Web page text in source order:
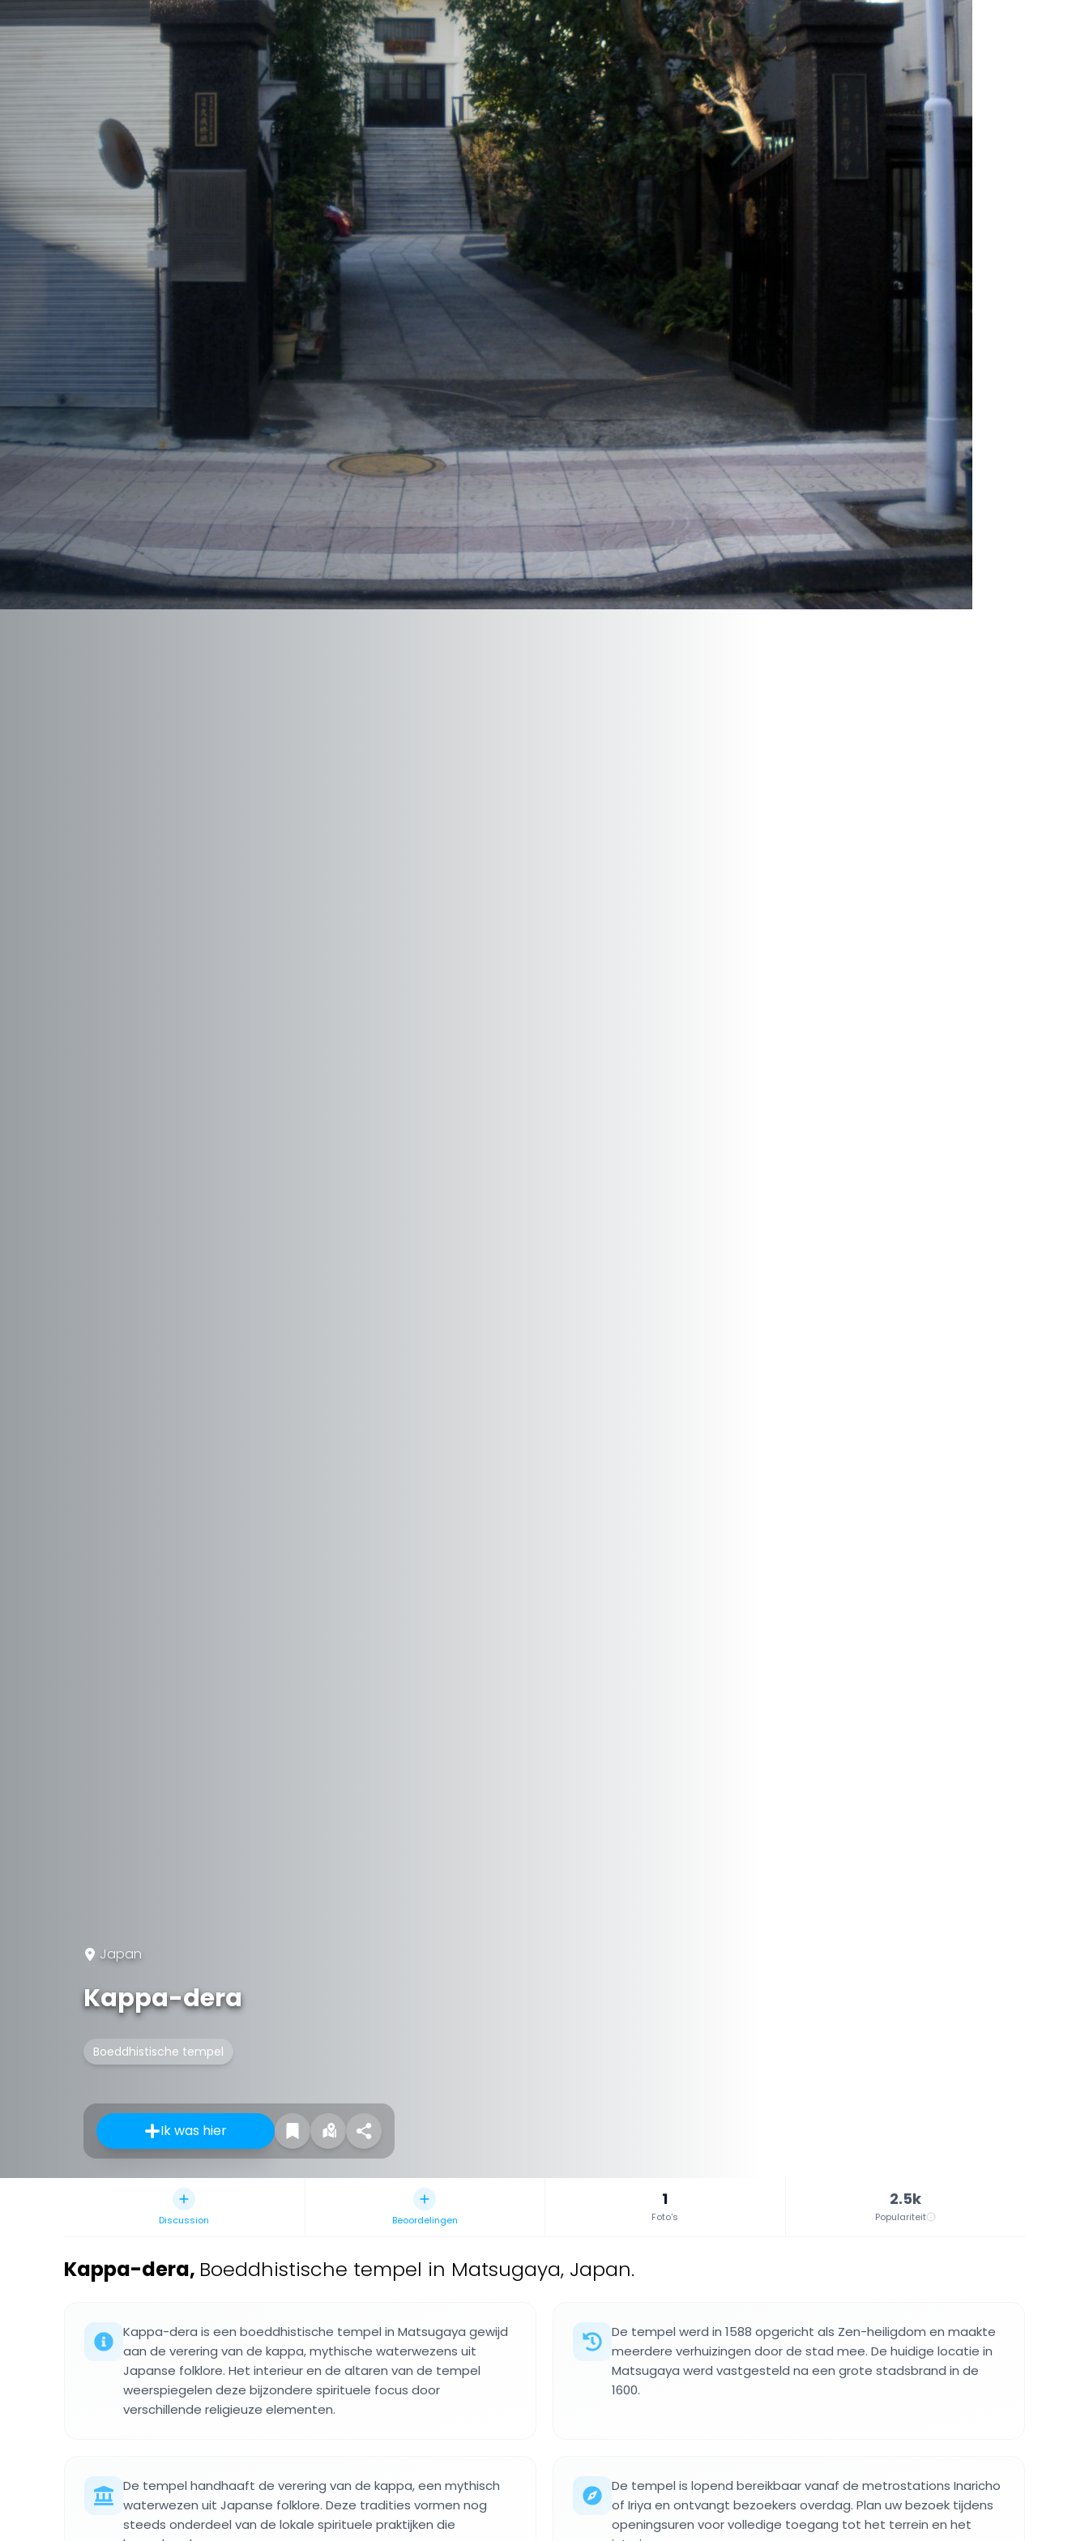
Japan
Kappa-dera
Boeddhistische tempel
Ik was hier
Discussion Beoordelingen
1
Foto's
2.5k
Populariteit
Kappa-dera, Boeddhistische tempel in Matsugaya, Japan.
Kappa-dera is een boeddhistische tempel in Matsugaya gewijd
aan de verering van de kappa, mythische waterwezens uit
Japanse folklore. Het interieur en de altaren van de tempel
weerspiegelen deze bijzondere spirituele focus door
verschillende religieuze elementen.
De tempel werd in 1588 opgericht als Zen-heiligdom en maakte
meerdere verhuizingen door de stad mee. De huidige locatie in
Matsugaya werd vastgesteld na een grote stadsbrand in de
1600.
De tempel handhaaft de verering van de kappa, een mythisch
waterwezen uit Japanse folklore. Deze tradities vormen nog
steeds onderdeel van de lokale spirituele praktijken die
De tempel is lopend bereikbaar vanaf de metrostations Inaricho
of Iriya en ontvangt bezoekers overdag. Plan uw bezoek tijdens
openingsuren voor volledige toegang tot het terrein en het